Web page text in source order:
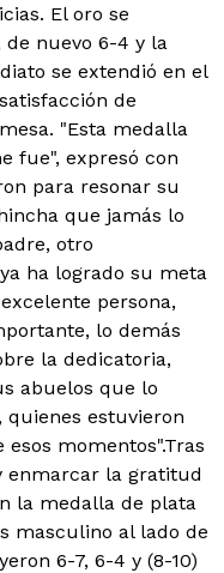
El oro se
de nuevo 6-4 y la
se extendió en el
de
"Esta medalla
fue", expresó con
para resonar su
que jamás lo
otro
ha logrado su meta
persona,
lo demás
la dedicatoria,
abuelos que lo
estuvieron
momentos".Tras
enmarcar la gratitud
la medalla de plata
masculino al lado de
6-7, 6-4 y (8-10)